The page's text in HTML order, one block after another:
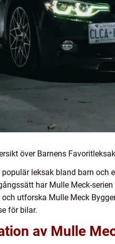
över Barnens Favoritleksak
leksak bland barn
har Mulle Meck-
utforska Mulle Meck
för bilar.
av Mulle